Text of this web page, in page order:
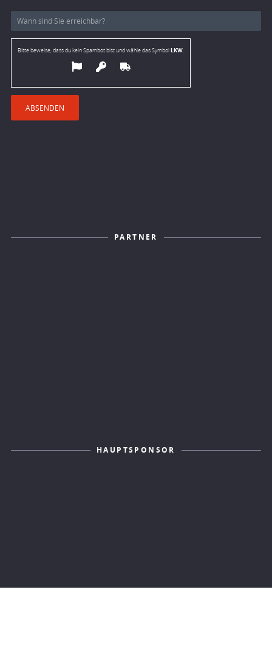
Bitte beweise, dass du kein Spambot bist und wähle das SymbolLKW.
PARTNER
HAUPTSPONSOR